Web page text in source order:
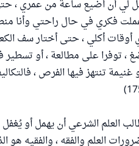
لي أن أضيع ساعة من عمري ،
فكري في حال راحتي وأنا
أوقات أكلي ، حتى أختار سف
، توفرا على مطالعة ، أو
غنيمة تنتهز فيها الفرص ،
العلم الشرعي أن يهمل أو
العلم والفقه ، والفقيه هو